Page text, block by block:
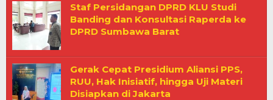
Staf Persidangan DPRD KLU Studi
Banding dan Konsultasi Raperda ke
DPRD Sumbawa Barat
Gerak Cepat Presidium Aliansi PPS,
RUU, Hak Inisiatif, hingga Uji Materi
Disiapkan di Jakarta